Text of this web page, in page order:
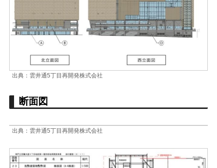
出典：雲井通5丁目再開発株式会社
断面図
出典：雲井通5丁目再開発株式会社